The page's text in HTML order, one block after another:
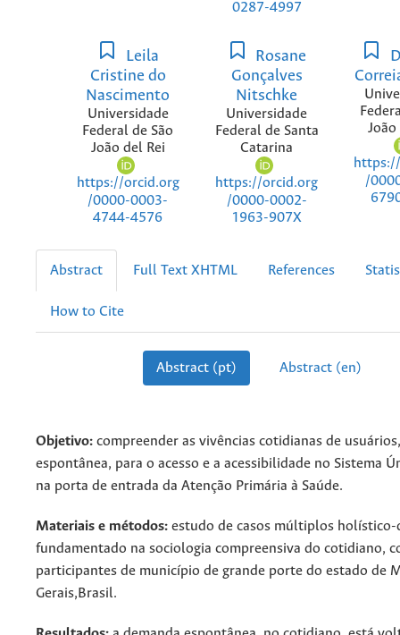
0287-4997
Leila
Cristine do
Nascimento
Universidade
Federal de São
João del Rei
https://orcid.org
/0000-0003-
4744-4576
Rosane
Gonçalves
Nitschke
Universidade
Federal de Santa
Catarina
https://orcid.org
/0000-0002-
1963-907X
João
/
Abstract Full Text XHTML References
How to Cite
Abstract (pt) Abstract (en)
Objetivo: compreender as vivências cotidianas de
espontânea, para o acesso e a acessibilidade no Sistema
na porta de entrada da Atenção Primária à Saúde.
Materiais e métodos: estudo de casos múltiplos
fundamentado na sociologia compreensiva do cotidiano,
participantes de município de grande porte do estado de
Gerais,Brasil.